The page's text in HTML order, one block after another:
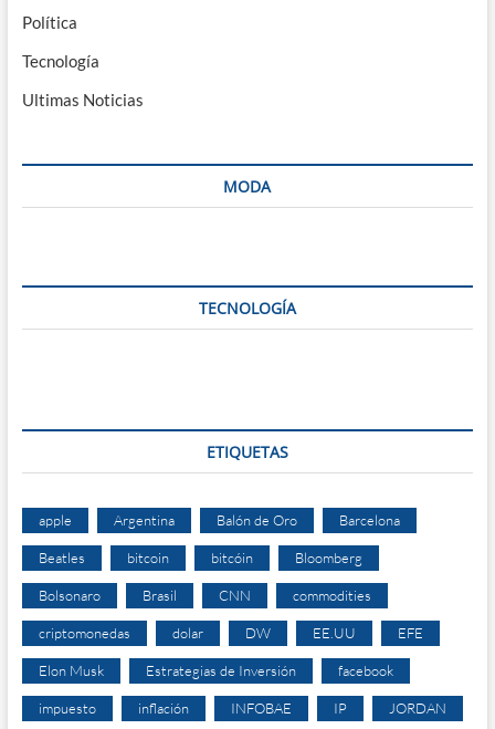
Política
Tecnología
Ultimas Noticias
MODA
TECNOLOGÍA
ETIQUETAS
apple Argentina Balón de Oro Barcelona
Beatles bitcoin bitcóin Bloomberg
Bolsonaro Brasil CNN commodities
criptomonedas dolar DW EE.UU EFE
Elon Musk Estrategias de Inversión facebook
impuesto inflación INFOBAE IP JORDAN